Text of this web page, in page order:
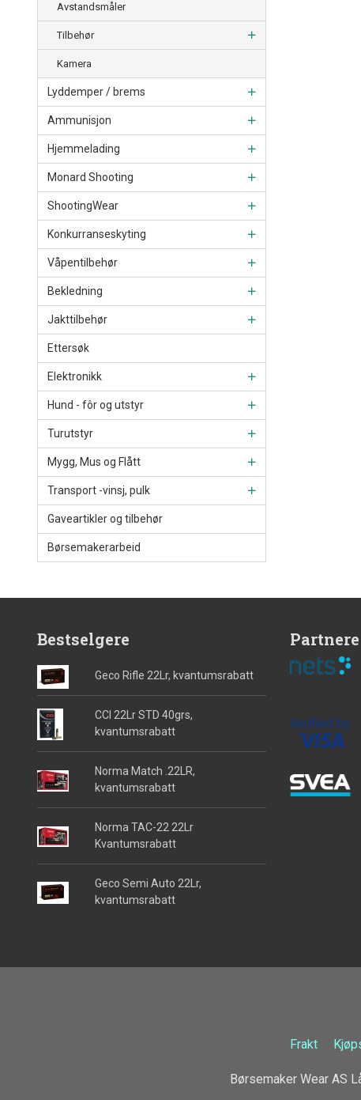
Avstandsmåler
Tilbehør
Kamera
Lyddemper / brems
Ammunisjon
Hjemmelading
Monard Shooting
ShootingWear
Konkurranseskyting
Våpentilbehør
Bekledning
Jakttilbehør
Ettersøk
Elektronikk
Hund - fôr og utstyr
Turutstyr
Mygg, Mus og Flått
Transport -vinsj, pulk
Gaveartikler og tilbehør
Børsemakerarbeid
Bestselgere
Geco Rifle 22Lr, kvantumsrabatt
CCI 22Lr STD 40grs,
kvantumsrabatt
Norma Match .22LR,
kvantumsrabatt
Norma TAC-22 22Lr
Kvantumsrabatt
Geco Semi Auto 22Lr,
kvantumsrabatt
Partnere
Frakt
Børsemaker Wear AS